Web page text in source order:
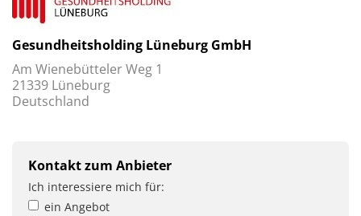
Gesundheitsholding Lüneburg GmbH
Am Wienebütteler Weg 1
21339 Lüneburg
Deutschland
Kontakt zum Anbieter
Ich interessiere mich für:
ein Angebot